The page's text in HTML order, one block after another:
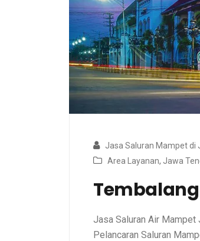
Jasa Saluran Mampet di
Area Layanan, Jawa
Jasa Saluran Air
Pelancaran Saluran